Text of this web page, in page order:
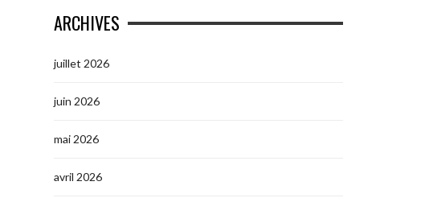
ARCHIVES
juillet 2026
juin 2026
mai 2026
avril 2026